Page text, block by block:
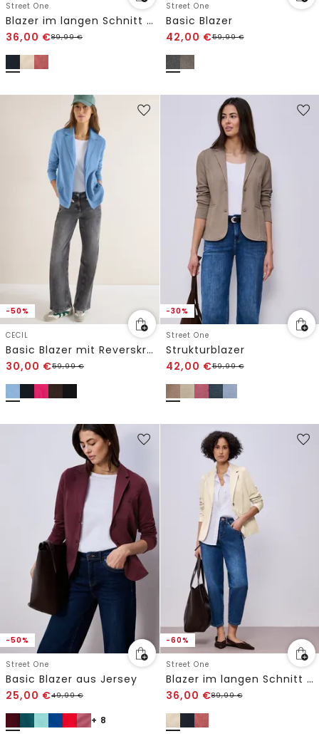
Street One
Blazer im langen Schnitt mit Struktur
36,00 €89,99€
Street One
Basic Blazer
42,00 €59,99€
-50%
CECIL
Basic Blazer mit Reverskragen
30,00 €59,99€
-30%
Street One
Strukturblazer
42,00 €59,99€
-50%
Street One
Basic Blazer aus Jersey
25,00 €49,99€
+ 8
-60%
Street One
Blazer im langen Schnitt mit Struktur
36,00 €89,99€